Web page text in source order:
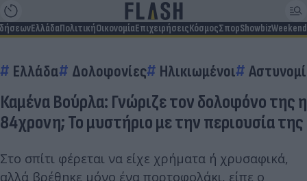
ΕλλάδαΠολιτικήΟικονομίαΕπιχειρήσειςΚόσμοςΣπορShowbizWeekend
Ελλάδα Δολοφονίες Ηλικιωμένοι
Καμένα Βούρλα: Γνώριζε τον δολοφόνο της η
84χρονη; Το μυστήριο με την περιουσία της
Στο σπίτι φέρεται να είχε χρήματα ή χρυσαφικά,
αλλά βρέθηκε μόνο ένα πορτοφολάκι, είπε ο